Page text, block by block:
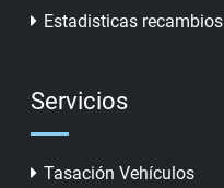
Estadisticas recambios
Servicios
Tasación Vehículos